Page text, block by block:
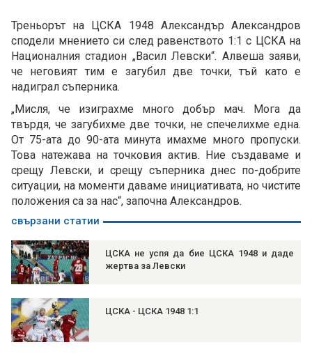
Треньорът на ЦСКА 1948 Александър Александров
сподели мнението си след равенството 1:1 с ЦСКА на
Националния стадион „Васил Левски“. Алвеша заяви,
че неговият тим е загубил две точки, тъй като е
надиграл съперника.
„Мисля, че изиграхме много добър мач. Мога да
твърдя, че загубихме две точки, не спечелихме една.
От 75-ата до 90-ата минута имахме много пропуски.
Това натежава на точковия актив. Ние създаваме и
срещу Левски, и срещу съперника днес по-добрите
ситуации, на моменти даваме инициативата, но чистите
положения са за нас“, започна Александров.
свързани статии
ЦСКА не успя да бие ЦСКА 1948 и даде
жертва за Левски
ЦСКА - ЦСКА 1948 1:1